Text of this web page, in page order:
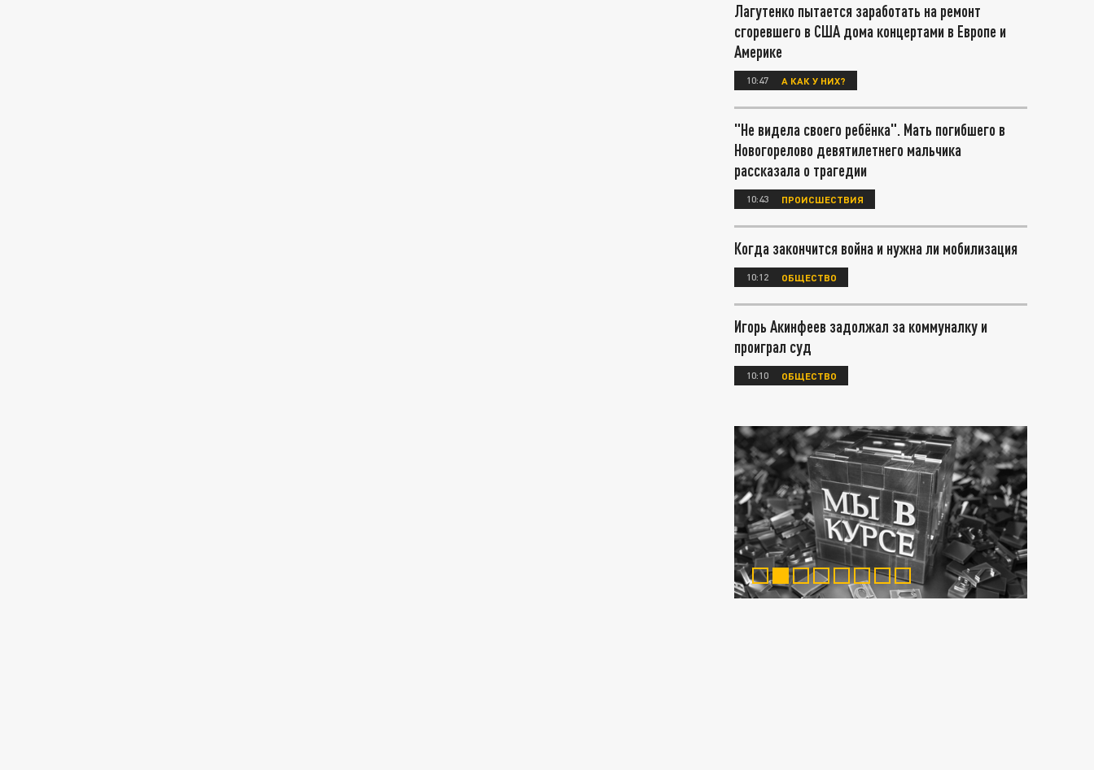
Лагутенко пытается заработать на ремонт
сгоревшего в США дома концертами в Европе и
Америке
10:47 А КАК У НИХ?
"Не видела своего ребёнка". Мать погибшего в
Новогорелово девятилетнего мальчика
рассказала о трагедии
10:43 ПРОИСШЕСТВИЯ
Когда закончится война и нужна ли мобилизация
10:12 ОБЩЕСТВО
Игорь Акинфеев задолжал за коммуналку и
проиграл суд
10:10 ОБЩЕСТВО